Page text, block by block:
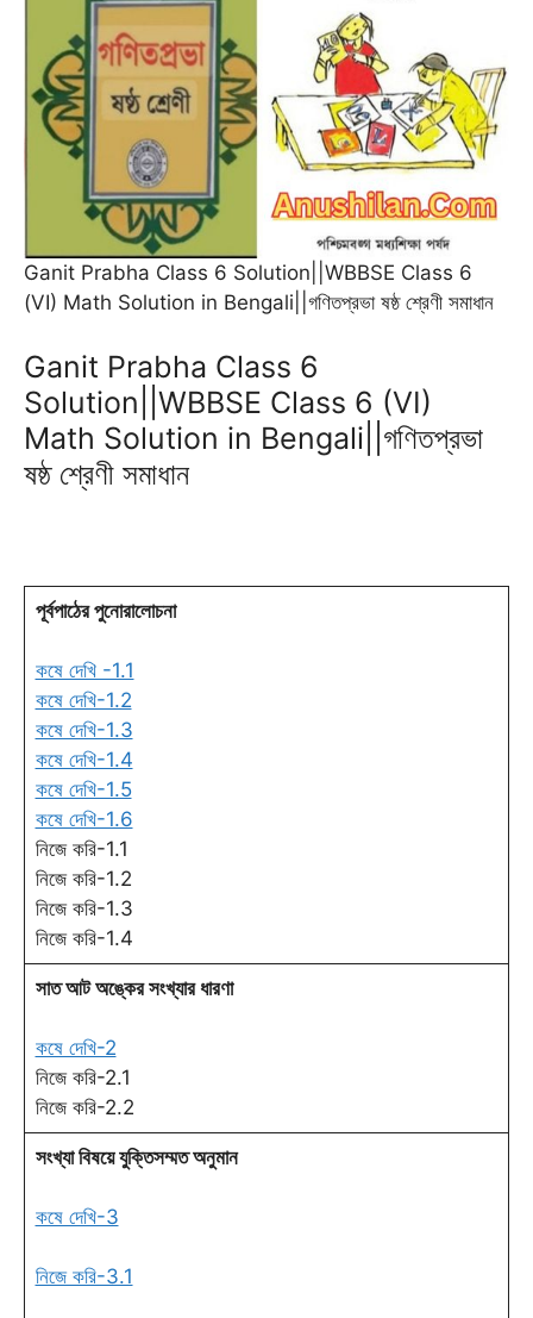
b
o
o
k
l
s
A
p
g
r
a
e
r
g
e
e
r
e
s
t
Ganit Prabha Class 6 Solution||WBBSE Class 6
(VI) Math Solution in Bengali||গণিতপ্রভা ষষ্ঠ শ্রেণী সমাধান
Ganit Prabha Class 6
Solution||WBBSE Class 6 (VI)
Math Solution in Bengali||গণিতপ্রভা
ষষ্ঠ শ্রেণী সমাধান
পূর্বপাঠের পুনোরালোচনা
কষে দেখি -1.1
কষে দেখি-1.2
কষে দেখি-1.3
কষে দেখি-1.4
কষে দেখি-1.5
কষে দেখি-1.6
নিজে করি-1.1
নিজে করি-1.2
নিজে করি-1.3
নিজে করি-1.4
সাত আট অঙ্কের সংখ্যার ধারণা
কষে দেখি-2
নিজে করি-2.1
নিজে করি-2.2
সংখ্যা বিষয়ে যুক্তিসম্মত অনুমান
কষে দেখি-3
নিজে করি-3.1